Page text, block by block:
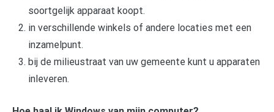
soortgelijk apparaat koopt.
in verschillende winkels of andere locaties met een
inzamelpunt.
bij de milieustraat van uw gemeente kunt u apparaten
inleveren.